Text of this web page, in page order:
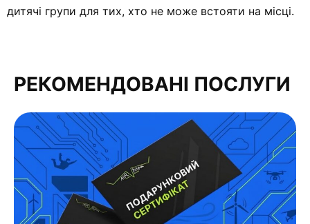
дитячі групи для тих, хто не може встояти на місці.
РЕКОМЕНДОВАНІ ПОСЛУГИ